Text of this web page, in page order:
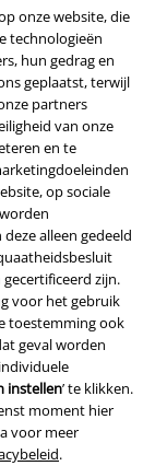
onze website, die
technologieën
hun gedrag en
geplaatst, terwijl
partners
van onze
en te
op sociale
alleen gedeeld
zijn.
voor het gebruik
toestemming ook
geval worden
instellen’ te klikken.
moment hier
voor meer
.